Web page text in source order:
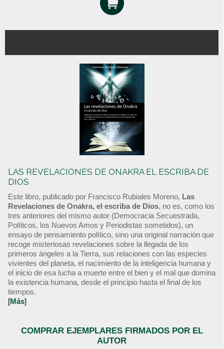
LAS REVELACIONES DE ONAKRA EL ESCRIBA DE
DIOS
Este libro, publicado por Francisco Rubiales Moreno, Las
Revelaciones de Onakra, el escriba de Dios, no es, como los
tres anteriores del mismo autor (Democracia Secuestrada,
Políticos, los Nuevos Amos y Periodistas sometidos), un
ensayo de pensamiento político, sino una original narración que
recoge misteriosas revelaciones sobre la llegada de los
primeros ángeles a la Tierra, sus relaciones con las especies
vivientes del planeta, el nacimiento de la inteligencia humana y
el inicio de esa lucha a muerte entre el bien y el mal que domina
la existencia humana, desde el principio hasta el final de los
tiempos.
[Más]
COMPRAR EJEMPLARES FIRMADOS POR EL
AUTOR